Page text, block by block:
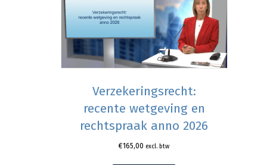
Verzekeringsrecht:
recente wetgeving en
rechtspraak anno 2026
€165,00 excl. btw